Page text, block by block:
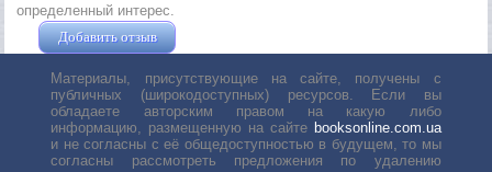
определенный интерес.
Добавить отзыв
Материалы, присутствующие на сайте, получены с
публичных (широкодоступных) ресурсов. Если вы
обладаете авторским правом на какую либо
информацию, размещенную на сайте booksonline.com.ua
и не согласны с её общедоступностью в будущем, то мы
согласны рассмотреть предложения по удалению